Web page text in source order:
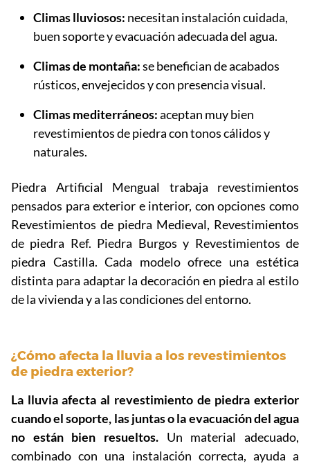
Climas lluviosos: necesitan instalación cuidada,
buen soporte y evacuación adecuada del agua.
Climas de montaña:se benefician de acabados
rústicos, envejecidos y con presencia visual.
Climas mediterráneos:aceptan muy bien
revestimientos de piedra con tonos cálidos y
naturales.
Piedra Artificial Mengual trabaja revestimientos
pensados para exterior e interior, con opciones como
Revestimientos de piedra Medieval, Revestimientos
de piedra Ref. Piedra Burgos y Revestimientos de
piedra Castilla. Cada modelo ofrece una estética
distinta para adaptar la decoración en piedra al estilo
de la vivienda y a las condiciones del entorno.
¿Cómo afecta la lluvia a los revestimientos
de piedra exterior?
La lluvia afecta al revestimiento de piedra exterior
cuando el soporte, las juntas o la evacuación del agua
no están bien resueltos. Un material adecuado,
combinado con una instalación correcta, ayuda a